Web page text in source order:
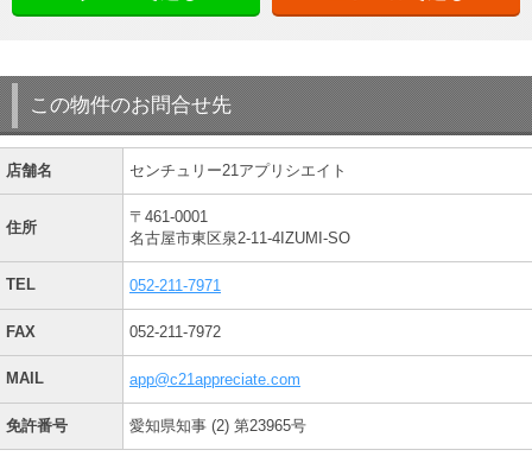
この物件のお問合せ先
店舗名 センチュリー21アプリシエイト
住所
〒461-0001
名古屋市東区泉2-11-4IZUMI-SO
TEL 052-211-7971
FAX 052-211-7972
MAIL app@c21appreciate.com
免許番号 愛知県知事 (2) 第23965号